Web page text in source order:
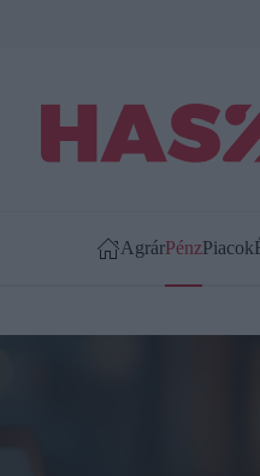
AgrárPénzPiacok